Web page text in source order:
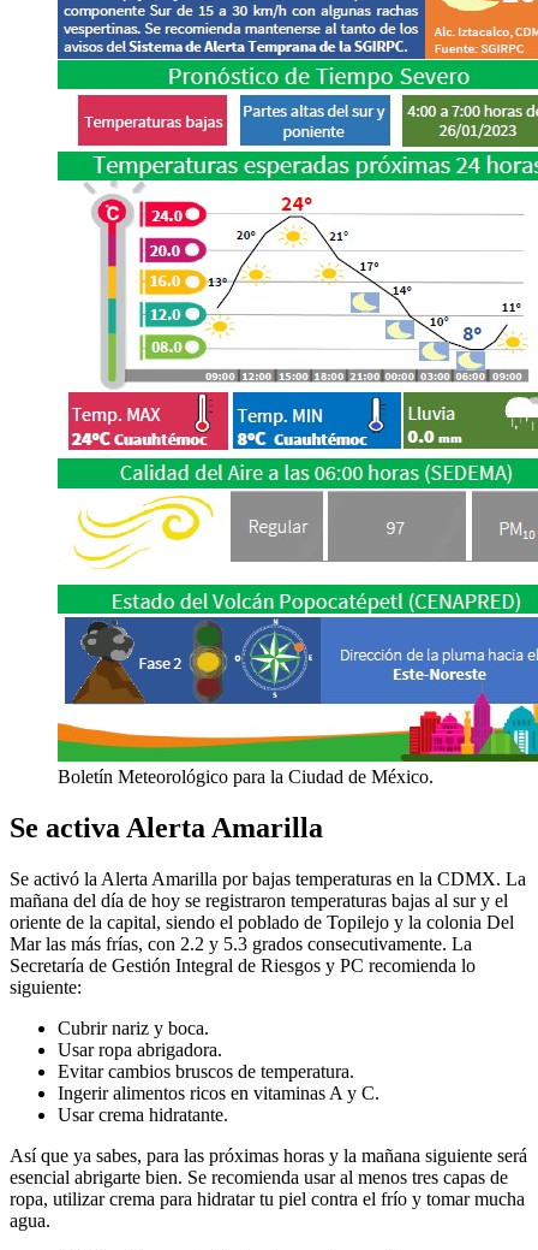
Boletín Meteorológico para la Ciudad de México.
Se activa Alerta Amarilla
Se activó la Alerta Amarilla por bajas temperaturas en la CDMX. La
mañana del día de hoy se registraron temperaturas bajas al sur y el
oriente de la capital, siendo el poblado de Topilejo y la colonia Del
Mar las más frías, con 2.2 y 5.3 grados consecutivamente. La
Secretaría de Gestión Integral de Riesgos y PC recomienda lo
siguiente:
Cubrir nariz y boca.
Usar ropa abrigadora.
Evitar cambios bruscos de temperatura.
Ingerir alimentos ricos en vitaminas A y C.
Usar crema hidratante.
Así que ya sabes, para las próximas horas y la mañana siguiente será
esencial abrigarte bien. Se recomienda usar al menos tres capas de
ropa, utilizar crema para hidratar tu piel contra el frío y tomar mucha
agua.